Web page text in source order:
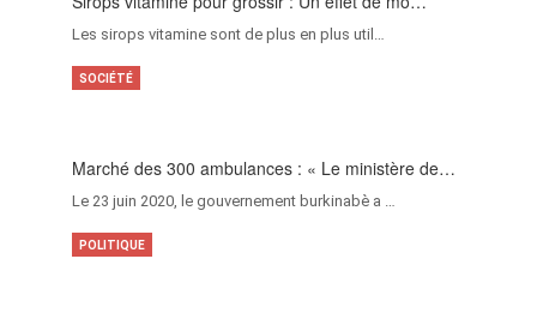
Les sirops vitamine sont de plus en plus util…
Marché des 300 ambulances : « Le ministère de…
Le 23 juin 2020, le gouvernement burkinabè a …
SOCIÉTÉ
POLITIQUE